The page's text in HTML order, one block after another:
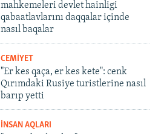
mahkemeleri devlet hainligi
qabaatlavlarını daqqalar içinde
nasıl baqalar
CEMİYET
"Er kes qaça, er kes kete": cenk
Qırımdaki Rusiye turistlerine nasıl
barıp yetti
İNSAN AQLARI